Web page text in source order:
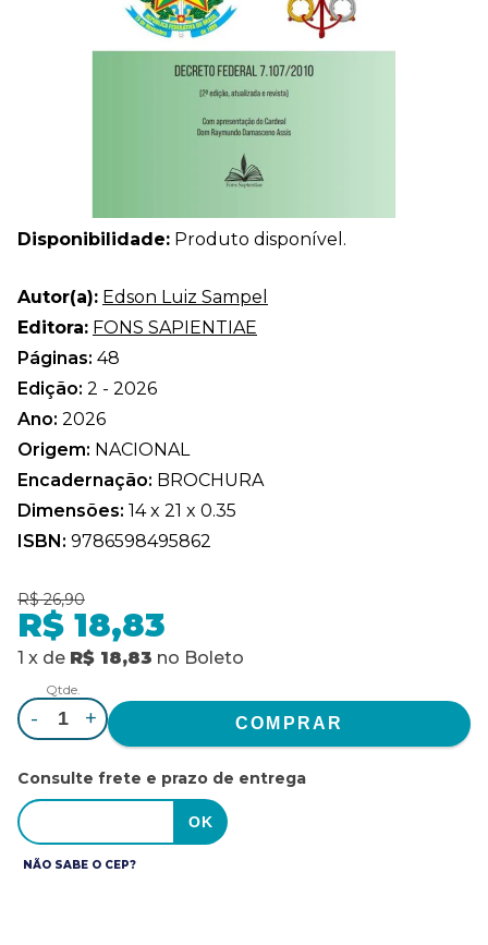
Disponibilidade: Produto disponível.
Autor(a): Edson Luiz Sampel
Editora: FONS SAPIENTIAE
Páginas: 48
Edição: 2 - 2026
Ano: 2026
Origem: NACIONAL
Encadernação: BROCHURA
Dimensões: 14 x 21 x 0.35
ISBN: 9786598495862
R$ 26,90
R$ 18,83
1 x de R$ 18,83 no Boleto
Qtde.
- +
Consulte frete e prazo de entrega
NÃO SABE O CEP?